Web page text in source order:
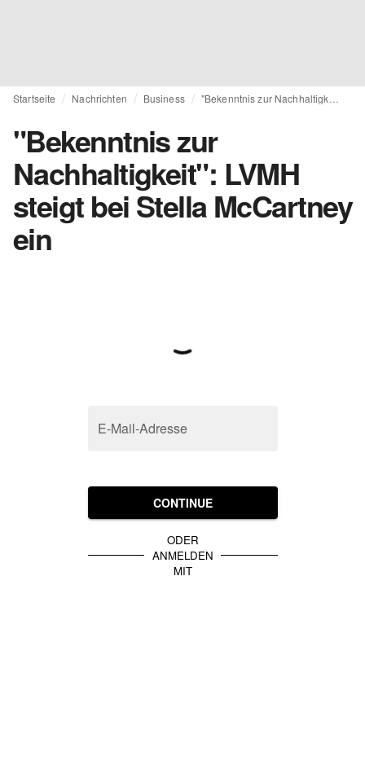
Startseite Nachrichten Business
"Bekenntnis zur
Nachhaltigkeit": LVMH
steigt bei Stella McCartney
ein
E-Mail-Adresse
CONTINUE
ODER
ANMELDEN
MIT